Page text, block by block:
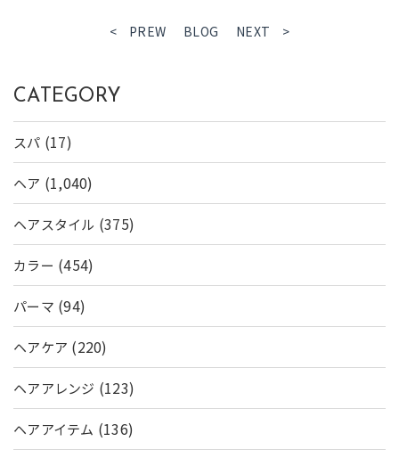
< PREW BLOG NEXT >
CATEGORY
スパ (17)
ヘア (1,040)
ヘアスタイル (375)
カラー (454)
パーマ (94)
ヘアケア (220)
ヘアアレンジ (123)
ヘアアイテム (136)